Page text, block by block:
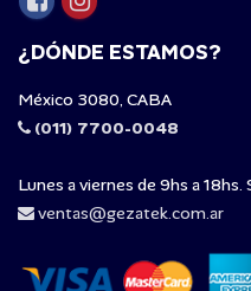
¿DÓNDE ESTAMOS?
México 3080, CABA
(011) 7700-0048
Lunes a viernes de 9hs a 18hs.
ventas@gezatek.com.ar